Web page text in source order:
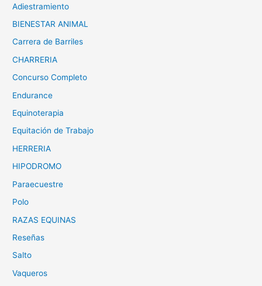
Adiestramiento
BIENESTAR ANIMAL
Carrera de Barriles
CHARRERIA
Concurso Completo
Endurance
Equinoterapia
Equitación de Trabajo
HERRERIA
HIPODROMO
Paraecuestre
Polo
RAZAS EQUINAS
Reseñas
Salto
Vaqueros